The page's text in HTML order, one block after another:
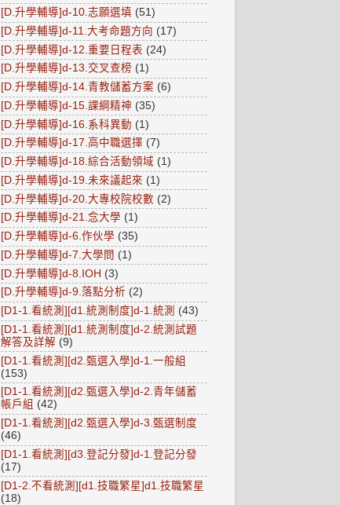
[D.升學輔導]d-10.志願選填 (51)
[D.升學輔導]d-11.大考命題方向 (17)
[D.升學輔導]d-12.重要日程表 (24)
[D.升學輔導]d-13.交叉查榜 (1)
[D.升學輔導]d-14.青教儲蓄方案 (6)
[D.升學輔導]d-15.課綱精神 (35)
[D.升學輔導]d-16.系科異動 (1)
[D.升學輔導]d-17.高中職選擇 (7)
[D.升學輔導]d-18.綜合活動領域 (1)
[D.升學輔導]d-19.未來議起來 (1)
[D.升學輔導]d-20.大專校院校數 (2)
[D.升學輔導]d-21.念大學 (1)
[D.升學輔導]d-6.作伙學 (35)
[D.升學輔導]d-7.大學問 (1)
[D.升學輔導]d-8.IOH (3)
[D.升學輔導]d-9.落點分析 (2)
[D1-1.看統測][d1.統測制度]d-1.統測 (43)
[D1-1.看統測][d1.統測制度]d-2.統測試題
解答及詳解 (9)
[D1-1.看統測][d2.甄選入學]d-1.一般組
(153)
[D1-1.看統測][d2.甄選入學]d-2.青年儲蓄
帳戶組 (42)
[D1-1.看統測][d2.甄選入學]d-3.甄選制度
(46)
[D1-1.看統測][d3.登記分發]d-1.登記分發
(17)
[D1-2.不看統測][d1.技職繁星]d1.技職繁星
(18)